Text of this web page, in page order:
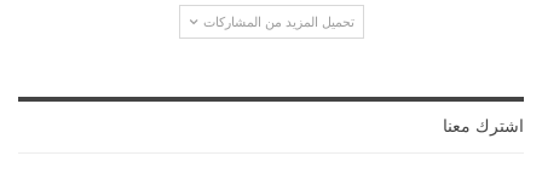
تحميل المزيد من المشاركات
اشترك معنا